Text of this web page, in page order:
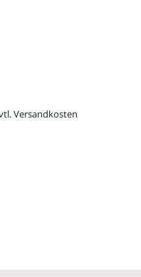
Versandkosten